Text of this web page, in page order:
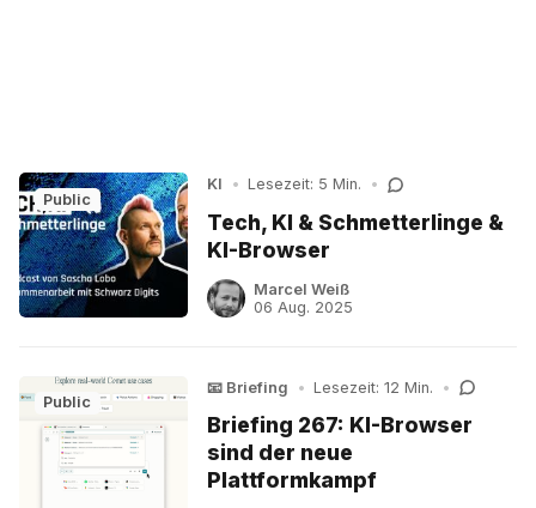
Public
KI • Lesezeit: 5 Min. •
Tech, KI & Schmetterlinge &
KI-Browser
Marcel Weiß
06 Aug. 2025
Public
📧 Briefing • Lesezeit: 12 Min. •
Briefing 267: KI-Browser
sind der neue
Plattformkampf